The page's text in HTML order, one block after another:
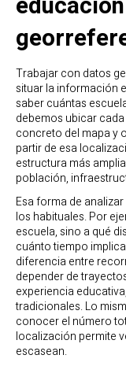
Trabajar con datos
situar la información
saber cuántas
debemos ubicar
concreto del mapa y
partir de esa
estructura más
población,
Esa forma de
los habituales. Por
escuela, sino a qué
cuánto tiempo
diferencia entre
depender de
experiencia
tradicionales. Lo
conocer el número
localización permite
escasean.